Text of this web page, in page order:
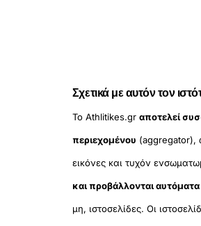
Σχετικά με αυτόν τον
Το Athlitikes.gr αποτελεί
περιεχομένου (aggregator),
εικόνες και τυχόν
και προβάλλονται αυτόματα
μη, ιστοσελίδες. Οι